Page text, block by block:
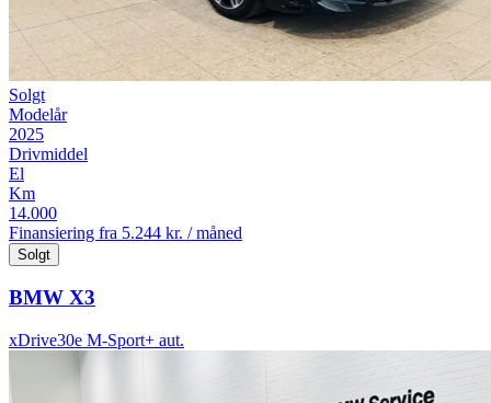
Solgt
Modelår
2025
Drivmiddel
El
Km
14.000
Finansiering fra 5.244 kr. / måned
Solgt
BMW X3
xDrive30e M-Sport+ aut.